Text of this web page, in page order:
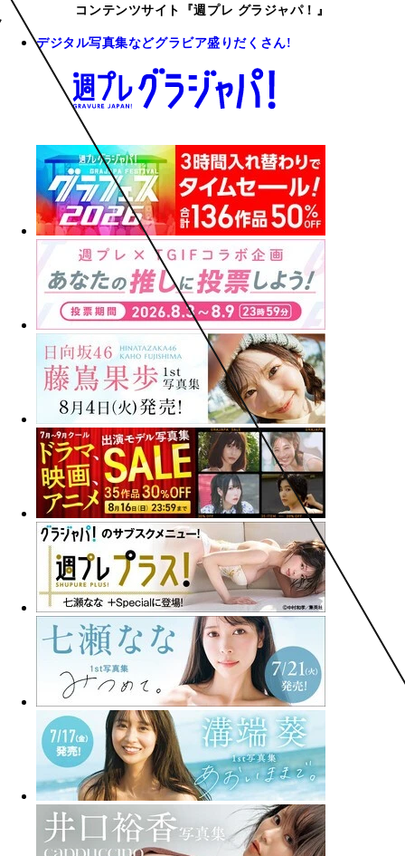
コンテンツサイト『週プレ グラジャパ！』
デジタル写真集などグラビア盛りだくさん!